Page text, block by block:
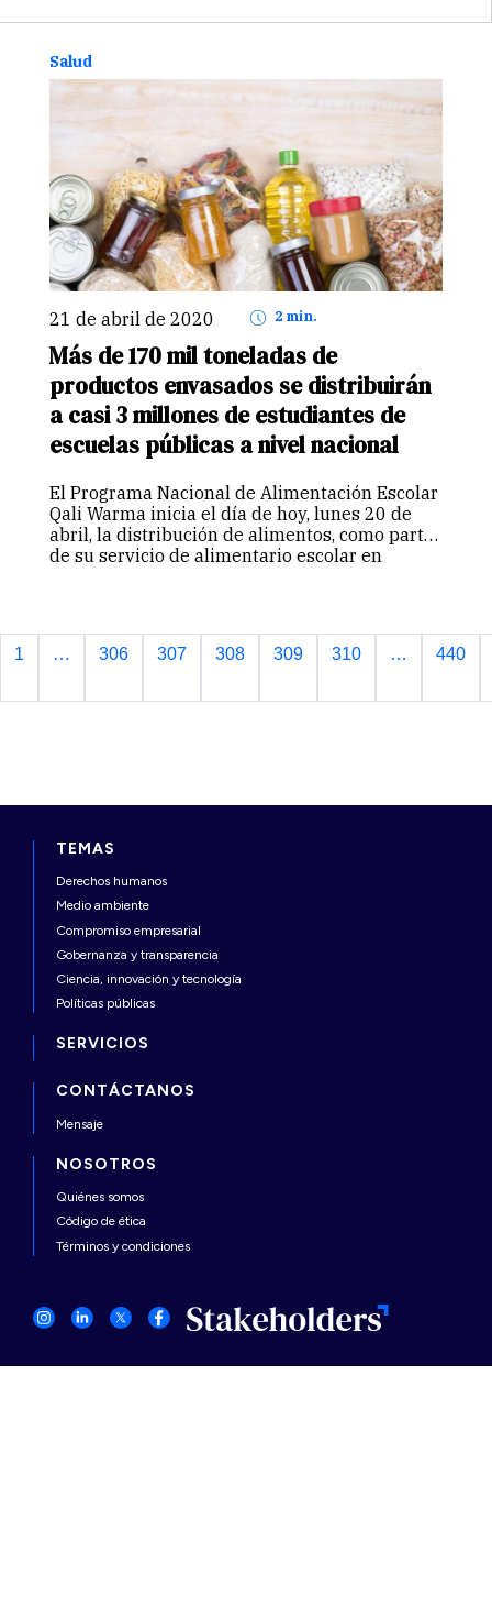
últimas semanas, ante la emergencia
generada…
Salud
21 de abril de 2020 2 min.
Más de 170 mil toneladas de
productos envasados se distribuirán
a casi 3 millones de estudiantes de
escuelas públicas a nivel nacional
El Programa Nacional de Alimentación Escolar
Qali Warma inicia el día de hoy, lunes 20 de
abril, la distribución de alimentos, como parte
de su servicio de alimentario escolar en
1 … 306 307 308 309 310 … 440
TEMAS
Derechos humanos
Medio ambiente
Compromiso empresarial
Gobernanza y transparencia
Ciencia, innovación y tecnología
Políticas públicas
SERVICIOS
CONTÁCTANOS
Mensaje
NOSOTROS
Quiénes somos
Código de ética
Términos y condiciones